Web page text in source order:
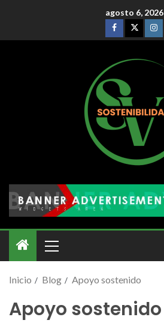
agosto 6, 2026
Inicio Blog Apoyo sostenido
Apoyo sostenido